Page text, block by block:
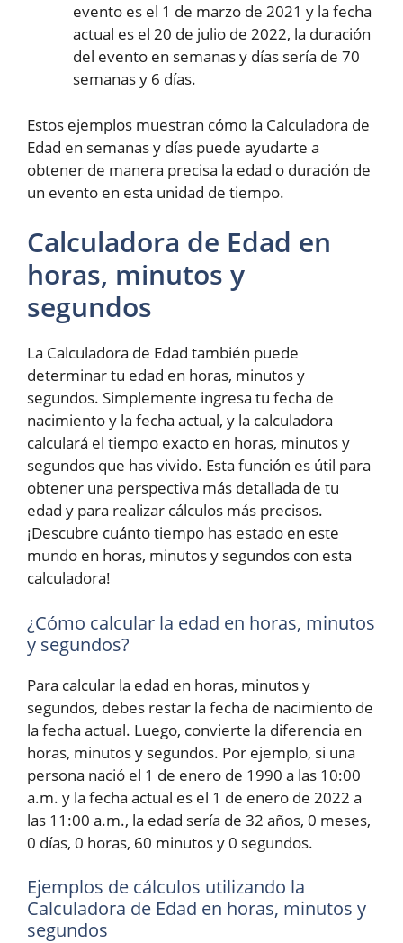
evento es el 1 de marzo de 2021 y la fecha
actual es el 20 de julio de 2022, la duración
del evento en semanas y días sería de 70
semanas y 6 días.
Estos ejemplos muestran cómo la Calculadora de
Edad en semanas y días puede ayudarte a
obtener de manera precisa la edad o duración de
un evento en esta unidad de tiempo.
Calculadora de Edad en
horas, minutos y
segundos
La Calculadora de Edad también puede
determinar tu edad en horas, minutos y
segundos. Simplemente ingresa tu fecha de
nacimiento y la fecha actual, y la calculadora
calculará el tiempo exacto en horas, minutos y
segundos que has vivido. Esta función es útil para
obtener una perspectiva más detallada de tu
edad y para realizar cálculos más precisos.
¡Descubre cuánto tiempo has estado en este
mundo en horas, minutos y segundos con esta
calculadora!
¿Cómo calcular la edad en horas, minutos
y segundos?
Para calcular la edad en horas, minutos y
segundos, debes restar la fecha de nacimiento de
la fecha actual. Luego, convierte la diferencia en
horas, minutos y segundos. Por ejemplo, si una
persona nació el 1 de enero de 1990 a las 10:00
a.m. y la fecha actual es el 1 de enero de 2022 a
las 11:00 a.m., la edad sería de 32 años, 0 meses,
0 días, 0 horas, 60 minutos y 0 segundos.
Ejemplos de cálculos utilizando la
Calculadora de Edad en horas, minutos y
segundos